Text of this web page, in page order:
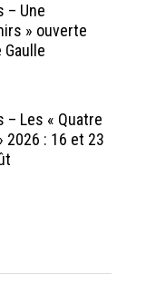
– Une
» ouverte
Gaulle
– Les « Quatre
2026 : 16 et 23